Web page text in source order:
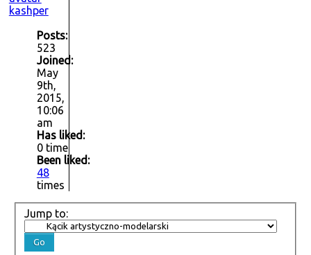
kashper
Posts:
523
Joined:
May
9th,
2015,
10:06
am
Has liked:
0 time
Been liked:
48
times
Jump to: